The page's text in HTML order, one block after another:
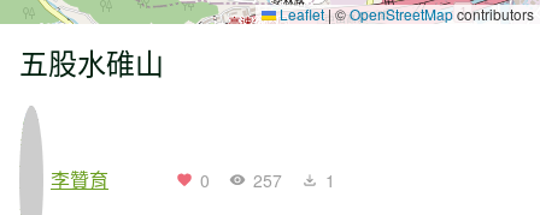
Leaflet|©OpenStreetMapcontributors
五股水碓山
李贊育 0 257 1